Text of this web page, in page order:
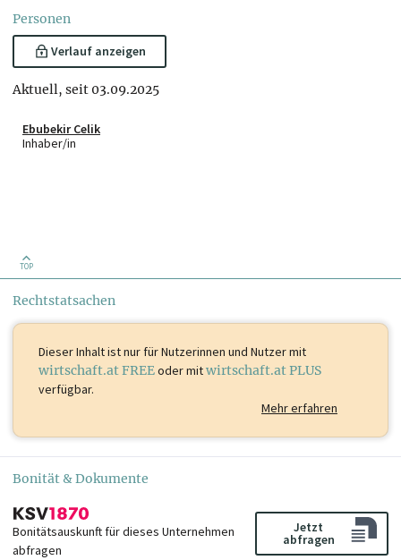
Personen
Verlauf anzeigen
Aktuell, seit 03.09.2025
Ebubekir Celik
Inhaber/in
TOP
Rechtstatsachen
Dieser Inhalt istnur für Nutzerinnen und Nutzer mit
wirtschaft.at FREEoder mitwirtschaft.at PLUS
verfügbar.
Mehr erfahren
Bonität & Dokumente
Bonitätsauskunft für dieses Unternehmen
abfragen
Jetzt
abfragen